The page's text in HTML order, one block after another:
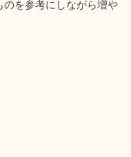
を参考にしながら増や